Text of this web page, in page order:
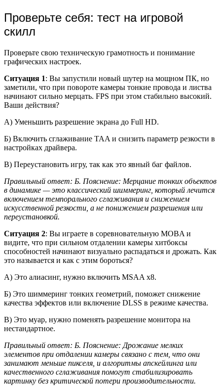
Проверьте себя: тест на игровой
скилл
Проверьте свою техническую грамотность и понимание
графических настроек.
Ситуация 1: Вы запустили новый шутер на мощном ПК, но
заметили, что при повороте камеры тонкие провода и листва
начинают сильно мерцать. FPS при этом стабильно высокий.
Ваши действия?
А) Уменьшить разрешение экрана до Full HD.
Б) Включить сглаживание TAA и снизить параметр резкости в
настройках драйвера.
В) Переустановить игру, так как это явный баг файлов.
Правильный ответ: Б. Пояснение: Мерцание тонких объектов
в динамике — это классический шиммеринг, который лечится
включением темпорального сглаживания и снижением
искусственной резкости, а не понижением разрешения или
переустановкой.
Ситуация 2: Вы играете в соревновательную MOBA и
видите, что при сильном отдалении камеры хитбоксы
способностей начинают визуально распадаться и дрожать. Как
это называется и как с этим бороться?
А) Это алиасинг, нужно включить MSAA x8.
Б) Это шиммеринг тонких геометрий, поможет снижение
качества эффектов или включение DLSS в режиме качества.
В) Это муар, нужно поменять разрешение монитора на
нестандартное.
Правильный ответ: Б. Пояснение: Дрожание мелких
элементов при отдалении камеры связано с тем, что они
занимают меньше пикселя, и алгоритмы апскейлинга или
качественного сглаживания помогут стабилизировать
картинку без критической потери производительности.